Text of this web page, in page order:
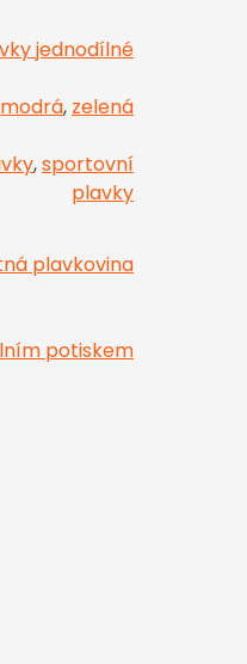
jednodílné
modrá, zelená
,sportovní
plavky
plavkovina
potiskem